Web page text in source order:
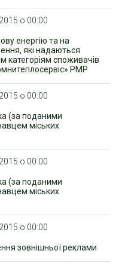
о 00:00
енергію та на
які надаються
категоріям споживачів
РМР
о 00:00
(за поданими
міських
о 00:00
(за поданими
міських
о 00:00
зовнішньої реклами